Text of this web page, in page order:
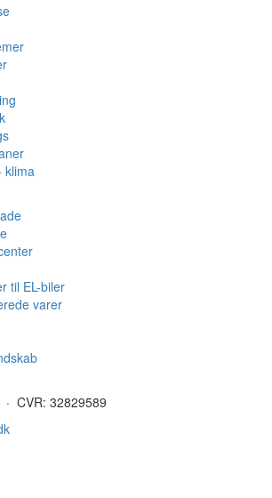
klima
til EL-biler
varer
CVR: 32829589